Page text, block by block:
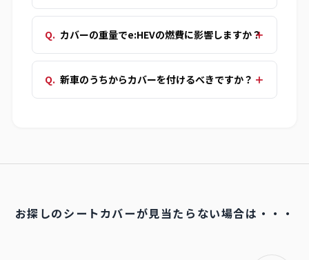
カバーの重量でe:HEVの燃費に影響しますか？
新車のうちからカバーを付けるべきですか？
お探しのシートカバーが見当たらない場合は・・・